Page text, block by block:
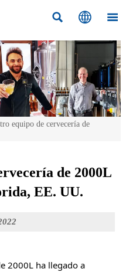
  
equipo de cervecería de
de 2000L
EE. UU.
2000L ha llegado a